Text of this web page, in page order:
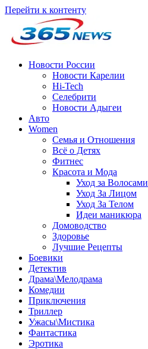
Перейти к контенту
Новости России
Новости Карелии
Hi-Tech
Селебрити
Новости Адыгеи
Авто
Women
Семья и Отношения
Всё о Детях
Фитнес
Красота и Мода
Уход за Волосами
Уход За Лицом
Уход За Телом
Идеи маникюра
Домоводство
Здоровье
Лучшие Рецепты
Боевики
Детектив
Драма\Мелодрама
Комедии
Приключения
Триллер
Ужасы\Мистика
Фантастика
Эротика